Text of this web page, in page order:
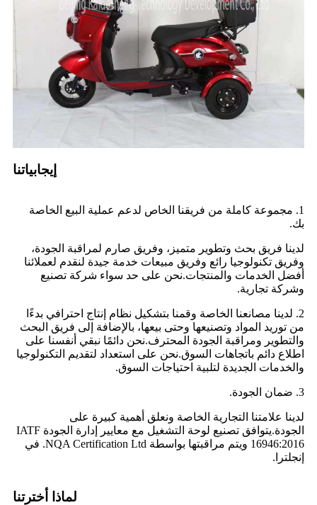
إيجابياتنا
1. مجموعة كاملة من فريقنا الخاص لدعم عملية البيع الخاصة
بك.
لدينا فريق بحث وتطوير متميز، وفريق صارم لمراقبة الجودة،
وفريق تكنولوجيا رائع وفريق مبيعات خدمة جيدة لنقدم لعملائنا
أفضل الخدمات والمنتجات.نحن على حد سواء شركة تصنيع
وشركة تجارية.
2. لدينا مصانعنا الخاصة وقمنا بتشكيل نظام إنتاج احترافي بدءًا
من توريد المواد وتصنيعها وحتى بيعها، بالإضافة إلى فريق البحث
والتطوير ومراقبة الجودة المحترف.نحن دائمًا نبقي أنفسنا على
اطلاع دائم باتجاهات السوق.نحن على استعداد لتقديم التكنولوجيا
والخدمات الجديدة لتلبية احتياجات السوق.
3. ضمان الجودة.
لدينا علامتنا التجارية الخاصة ونعلق أهمية كبيرة على
الجودة.يتوافق تصنيع لوحة التشغيل مع معايير إدارة الجودة IATF
16946:2016 ويتم مراقبتها بواسطة NQA Certification Ltd. في
إنجلترا.
لماذا أخترتنا